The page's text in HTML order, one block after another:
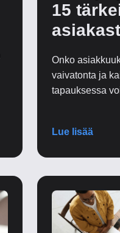
15
Onko
vaivatonta ja
tapauksessa
Lue lisää